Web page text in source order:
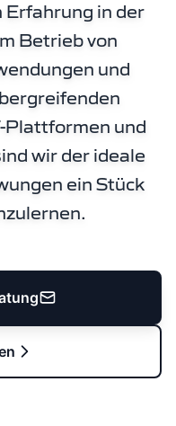
Erfahrung in der
Betrieb von
und
Plattformen und
wir der ideale
ein Stück